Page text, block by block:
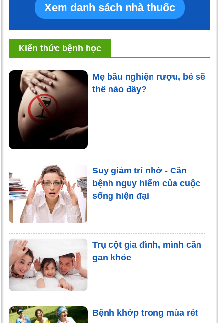
Xem danh sách nhà thuốc
Kiến thức bệnh học
Mẹ bầu nghiện rượu, bé sẽ
thế nào đây?
Suy giảm trí nhớ - Căn
bệnh nguy hiểm của cuộc
sống hiện đại
Trụ cột gia đình, mình cần
gan khỏe
Bệnh khớp trong mùa rét